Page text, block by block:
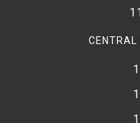
CENTRAL